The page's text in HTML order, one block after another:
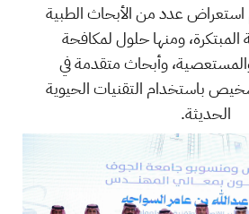
عدد من الأبحاث الطبية
المبتكرة، ومنها حلول لمكافحة
وأبحاث متقدمة في
باستخدام التقنيات الحيوية
الحديثة.